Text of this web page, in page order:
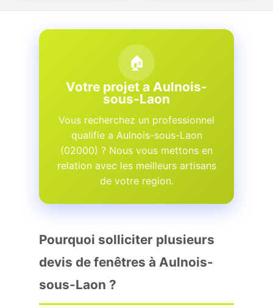
🏠
Votre projet a Aulnois-
sous-Laon
Vous recherchez un professionnel
qualifie a Aulnois-sous-Laon
(02000) ? Nous vous mettons en
relation avec les meilleurs artisans
de votre region.
Pourquoi solliciter plusieurs
devis de fenêtres à Aulnois-
sous-Laon ?